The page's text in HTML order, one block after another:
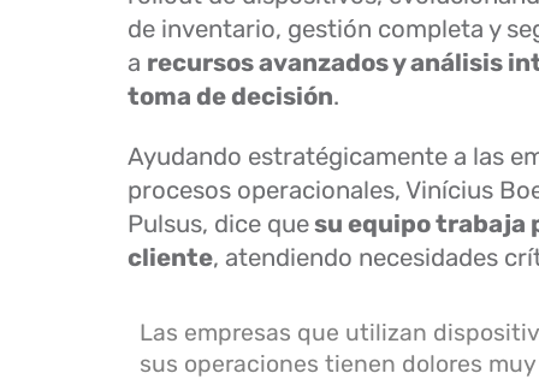
de inventario, gestión completa y
a recursos avanzados y análisis
toma de decisión.
Ayudando estratégicamente a las
procesos operacionales, Vinícius
Pulsus, dice quesu equipo trabaja
cliente, atendiendo necesidades
Las empresas que utilizan
sus operaciones tienen dolores